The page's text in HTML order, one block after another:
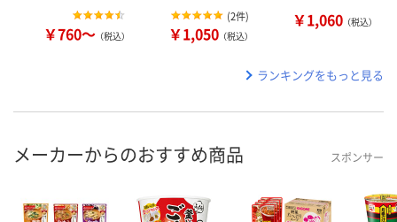
￥760～ （税込）
(2件)
￥1,050 （税込）
￥1,060 （税込）
ランキングをもっと見る
メーカーからのおすすめ商品 スポンサー